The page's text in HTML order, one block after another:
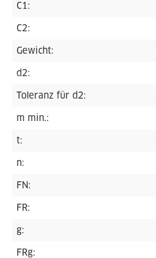
C1:
C2:
Gewicht:
d2:
Toleranz für d2:
m min.:
t:
n:
FN:
FR:
g:
FRg: